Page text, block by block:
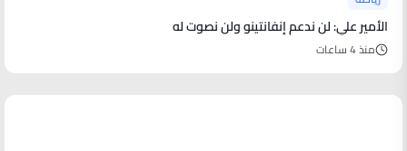
الأمير علي: لن ندعم إنفانتينو ولن نصوت له
منذ 4 ساعات